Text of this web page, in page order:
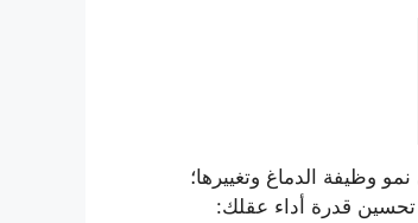
وظيفة الدماغ وتغييرها؛
تحسين قدرة أداء عقلك: